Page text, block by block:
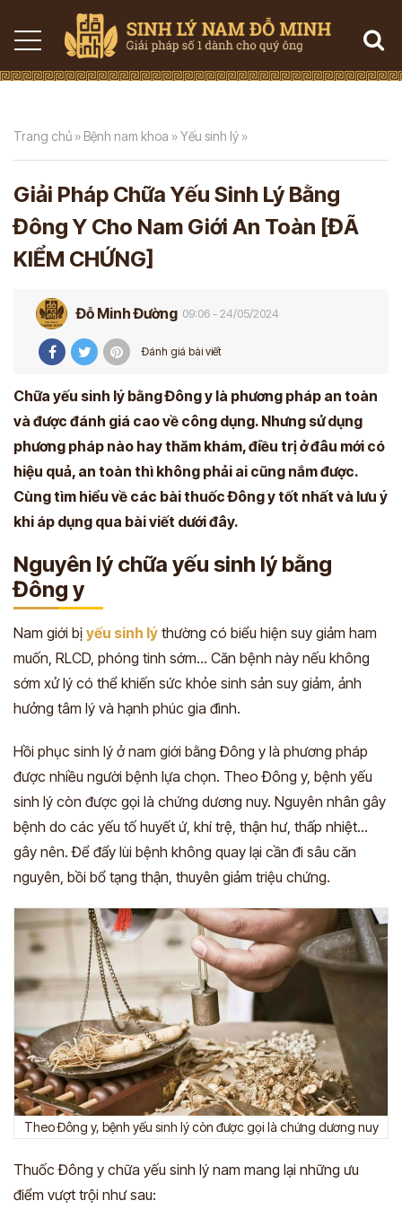
Trang chủ » Bệnh nam khoa »Yếu sinh lý »
Giải Pháp Chữa Yếu Sinh Lý Bằng
Đông Y Cho Nam Giới An Toàn [ĐÃ
KIỂM CHỨNG]
Đỗ Minh Đường 09:06 - 24/05/2024
Đánh giá bài viết
Chữa yếu sinh lý bằng Đông y là phương pháp an toàn
và được đánh giá cao về công dụng. Nhưng sử dụng
phương pháp nào hay thăm khám, điều trị ở đâu mới có
hiệu quả, an toàn thì không phải ai cũng nắm được.
Cùng tìm hiểu về các bài thuốc Đông y tốt nhất và lưu ý
khi áp dụng qua bài viết dưới đây.
Nguyên lý chữa yếu sinh lý bằng
Đông y
Nam giới bị yếu sinh lý thường có biểu hiện suy giảm ham
muốn, RLCD, phóng tinh sớm… Căn bệnh này nếu không
sớm xử lý có thể khiến sức khỏe sinh sản suy giảm, ảnh
hưởng tâm lý và hạnh phúc gia đình.
Hồi phục sinh lý ở nam giới bằng Đông y là phương pháp
được nhiều người bệnh lựa chọn. Theo Đông y, bệnh yếu
sinh lý còn được gọi là chứng dương nuy. Nguyên nhân gây
bệnh do các yếu tố huyết ứ, khí trệ, thận hư, thấp nhiệt…
gây nên. Để đẩy lùi bệnh không quay lại cần đi sâu căn
nguyên, bồi bổ tạng thận, thuyên giảm triệu chứng.
Theo Đông y, bệnh yếu sinh lý còn được gọi là chứng dương nuy
Thuốc Đông y chữa yếu sinh lý nam mang lại những ưu
điểm vượt trội như sau: